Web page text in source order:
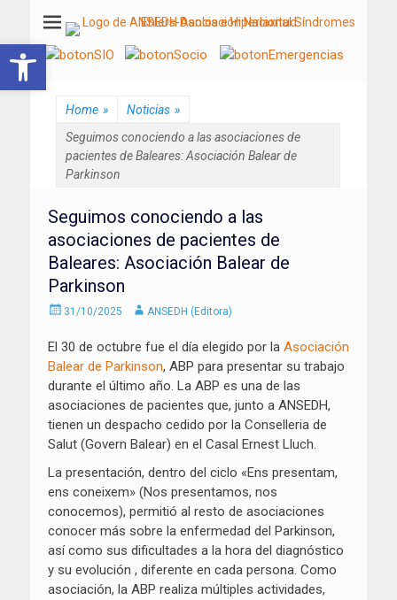
Abrir barra de herramientas
ANSEDH
Asociación Nacional del Síndrome de Ehlers-Danlos e Hiperlaxitud
Home » Noticias »
Seguimos conociendo a las asociaciones de
pacientes de Baleares: Asociación Balear de
Parkinson
Seguimos conociendo a las
asociaciones de pacientes de
Baleares: Asociación Balear de
Parkinson
Enviado
31/10/2025 AutorANSEDH (Editora)
El 30 de octubre fue el día elegido por la Asociación
Balear de Parkinson, ABP para presentar su trabajo
durante el último año. La ABP es una de las
asociaciones de pacientes que, junto a ANSEDH,
tienen un despacho cedido por la Conselleria de
Salut (Govern Balear) en el Casal Ernest Lluch.
La presentación, dentro del ciclo «Ens presentam,
ens coneixem» (Nos presentamos, nos
conocemos), permitió al resto de asociaciones
conocer más sobre la enfermedad del Parkinson,
así como sus dificultades a la hora del diagnóstico
y su evolución , diferente en cada persona. Como
asociación, la ABP realiza múltiples actividades,